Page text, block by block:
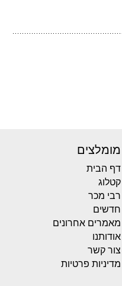
מומלצים
דף הבית
קטלוג
רבי מכר
חדשים
מאמרים אחרונים
אודותנו
צור קשר
מדיניות פרטיות